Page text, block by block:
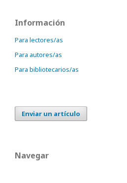
Información
Para lectores/as
Para autores/as
Para bibliotecarios/as
Enviar un artículo
Navegar